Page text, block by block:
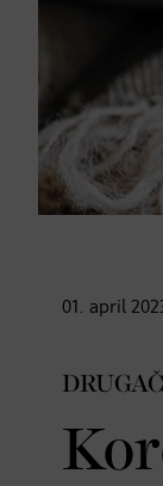
01. april